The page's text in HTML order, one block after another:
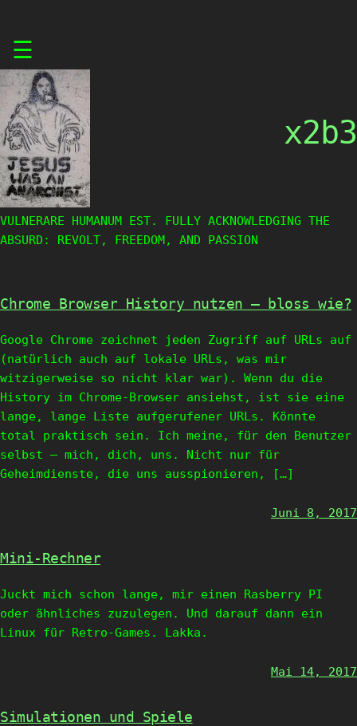
content
☰
x2b3
VULNERARE HUMANUM EST. FULLY ACKNOWLEDGING THE
ABSURD: REVOLT, FREEDOM, AND PASSION
Chrome Browser History nutzen – bloss wie?
Google Chrome zeichnet jeden Zugriff auf URLs auf
(natürlich auch auf lokale URLs, was mir
witzigerweise so nicht klar war). Wenn du die
History im Chrome-Browser ansiehst, ist sie eine
lange, lange Liste aufgerufener URLs. Könnte
total praktisch sein. Ich meine, für den Benutzer
selbst – mich, dich, uns. Nicht nur für
Geheimdienste, die uns ausspionieren, […]
Juni 8, 2017
Mini-Rechner
Juckt mich schon lange, mir einen Rasberry PI
oder ähnliches zuzulegen. Und darauf dann ein
Linux für Retro-Games. Lakka.
Mai 14, 2017
Simulationen und Spiele